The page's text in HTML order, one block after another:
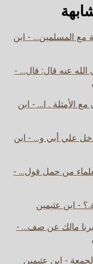
مع المسلمين... - ابن
عنه قال: قال... -
الأمثلة . ا... - ابن
علي أبي و... - ابن
من حمل قول... -
- ابن عثيمين
مالك عن صف... -
- ابن عثيمين